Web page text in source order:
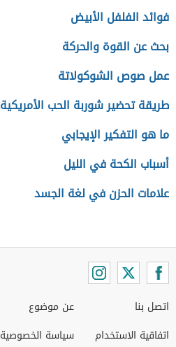
فوائد الفلفل الأبيض
بحث عن القوة والحركة
عمل صوص الشوكولاتة
طريقة تحضير شوربة الحب الأمريكية
ما هو التفكير الإيجابي
أسباب الكحة في الليل
علامات الحزن في لغة الجسد
اتصل بنا
اتفاقية الاستخدام
عن موضوع
سياسة الخصوصية